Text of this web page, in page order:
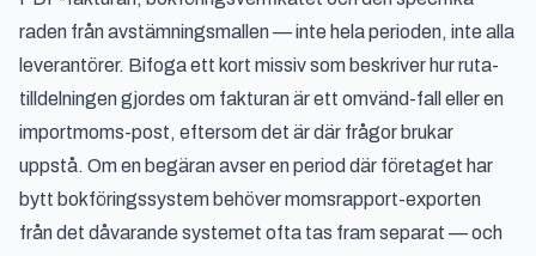
raden från avstämningsmallen — inte hela perioden, inte alla
leverantörer. Bifoga ett kort missiv som beskriver hur ruta-
tilldelningen gjordes om fakturan är ett omvänd-fall eller en
importmoms-post, eftersom det är där frågor brukar
uppstå. Om en begäran avser en period där företaget har
bytt bokföringssystem behöver momsrapport-exporten
från det dåvarande systemet ofta tas fram separat — och